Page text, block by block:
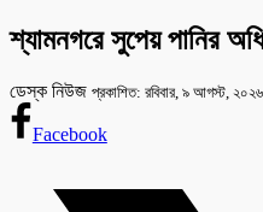
শ্যামনগরে সুপেয় পানির
ডেস্ক নিউজ প্রকাশিত: রবিবার, ৯ আগস্ট,
Facebook